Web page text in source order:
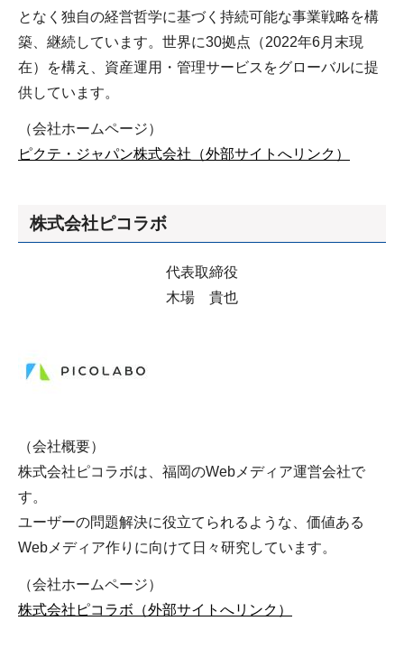
となく独自の経営哲学に基づく持続可能な事業戦略を構
築、継続しています。世界に30拠点（2022年6月末現
在）を構え、資産運用・管理サービスをグローバルに提
供しています。
（会社ホームページ）
ピクテ・ジャパン株式会社（外部サイトへリンク）
株式会社ピコラボ
代表取締役
木場 貴也
（会社概要）
株式会社ピコラボは、福岡のWebメディア運営会社で
す。
ユーザーの問題解決に役立てられるような、価値ある
Webメディア作りに向けて日々研究しています。
（会社ホームページ）
株式会社ピコラボ（外部サイトへリンク）